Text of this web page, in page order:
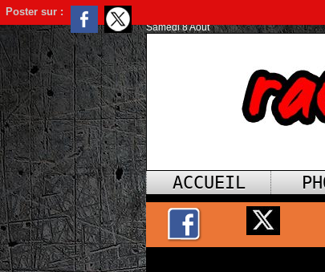
Poster sur :
Samedi 8 Août
ACCUEIL